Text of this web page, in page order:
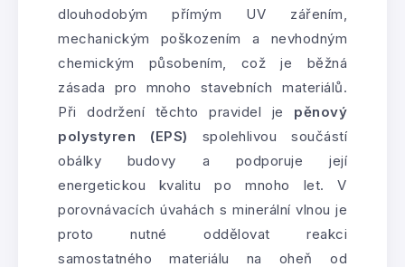
dlouhodobým přímým UV zářením,
mechanickým poškozením a nevhodným
chemickým působením, což je běžná
zásada pro mnoho stavebních materiálů.
Při dodržení těchto pravidel je pěnový
polystyren (EPS) spolehlivou součástí
obálky budovy a podporuje její
energetickou kvalitu po mnoho let. V
porovnávacích úvahách s minerální vlnou je
proto nutné oddělovat reakci
samostatného materiálu na oheň od